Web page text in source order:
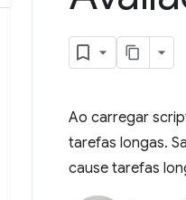
Ao carregar
tarefas longas.
cause tarefas